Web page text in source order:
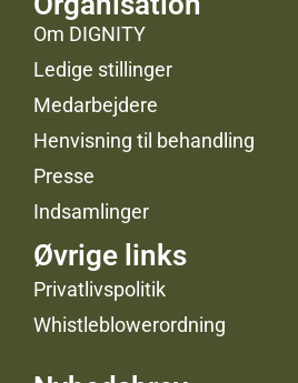
Om DIGNITY
Ledige stillinger
Medarbejdere
Henvisning til behandling
Presse
Indsamlinger
Øvrige links
Privatlivspolitik
Whistleblowerordning